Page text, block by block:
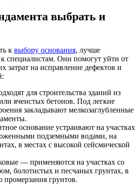
выбрать и
к выбору основания, лучше
к специалистам. Они помогут уйти от
на исправление дефектов и
для строительства зданий из
ячеистых бетонов. Под легкие
закладывают мелкозаглубленные
основание устраивают на участках
подземными водами, на
в местах с высокой сейсмической
— применяются на участках со
болотистых и песчаных грунтах, в
промерзания грунтов.